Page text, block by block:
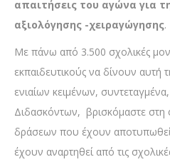
απαιτήσεις του αγώνα για
αξιολόγησης -χειραγώγησης.
Με πάνω από 3.500 σχολικές
εκπαιδευτικούς να δίνουν αυτή
ενιαίων κειμένων,
Διδασκόντων, βρισκόμαστε
δράσεων που έχουν αποτυπωθεί
έχουν αναρτηθεί από τις